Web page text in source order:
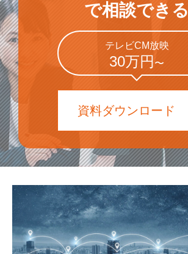
で相談できる
テレビCM放映
30万円 〜
資料ダウンロード